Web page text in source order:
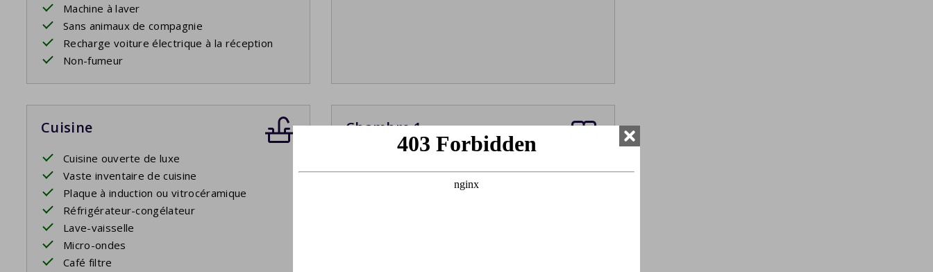
Machine à laver
Sans animaux de compagnie
Recharge voiture électrique à la réception
Non-fumeur
Cuisine
Cuisine ouverte de luxe
Vaste inventaire de cuisine
Plaque à induction ou vitrocéramique
Réfrigérateur-congélateur
Lave-vaisselle
Micro-ondes
Café filtre
Chambre 1
Deux lits simples
Lits à sommier à ressorts